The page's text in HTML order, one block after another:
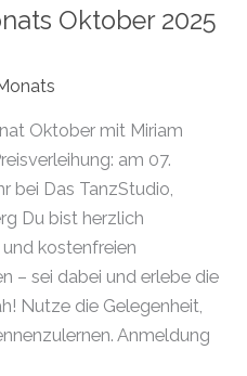
Oktober 2025
Oktober mit Miriam
am 07.
bei Das TanzStudio,
Du bist herzlich
kostenfreien
– sei dabei und erlebe die
Nutze die Gelegenheit,
Anmeldung